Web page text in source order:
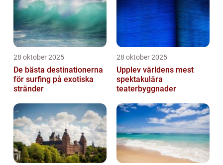
28 oktober 2025
De bästa destinationerna
för surfing på exotiska
stränder
28 oktober 2025
Upplev världens mest
spektakulära
teaterbyggnader